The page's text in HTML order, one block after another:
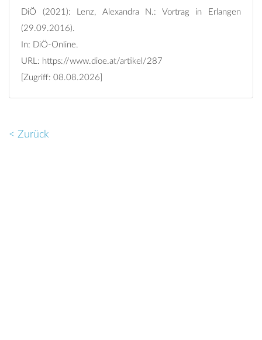
DiÖ (2021): Lenz, Alexandra N.: Vortrag in Erlangen
(29.09.2016).
In: DiÖ-Online.
URL: https://www.dioe.at/artikel/287
[Zugriff: 08.08.2026]
< Zurück